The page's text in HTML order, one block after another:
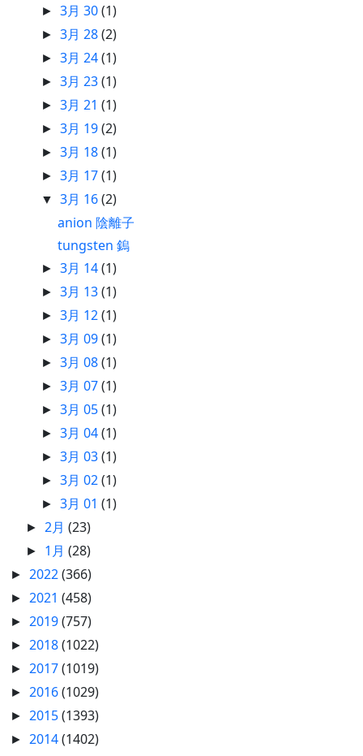
►3月 30(1)
►3月 28(2)
►3月 24(1)
►3月 23(1)
►3月 21(1)
►3月 19(2)
►3月 18(1)
►3月 17(1)
▼3月 16(2)
anion 陰離子
tungsten 鎢
►3月 14(1)
►3月 13(1)
►3月 12(1)
►3月 09(1)
►3月 08(1)
►3月 07(1)
►3月 05(1)
►3月 04(1)
►3月 03(1)
►3月 02(1)
►3月 01(1)
► 2月(23)
► 1月(28)
► 2022(366)
► 2021 (458)
► 2019(757)
► 2018(1022)
► 2017(1019)
► 2016(1029)
► 2015(1393)
► 2014(1402)